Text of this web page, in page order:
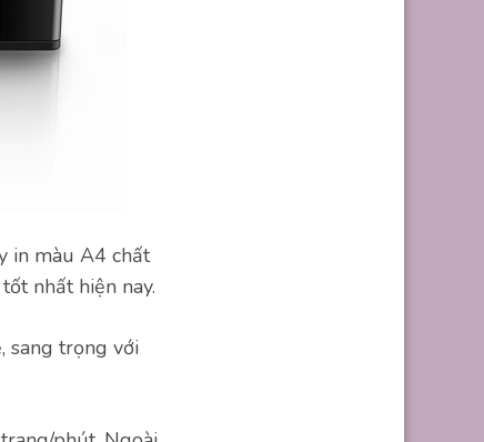
in màu A4 chất
nhất hiện nay.
sang trọng với